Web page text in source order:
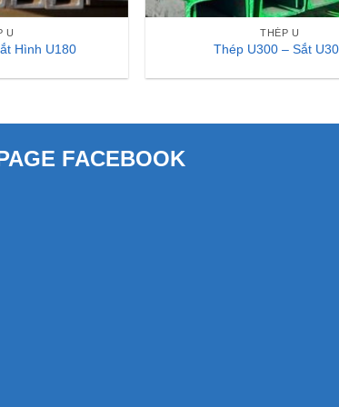
U
Hình U180
THÉP U
Thép U300 – Sắt
FACEBOOK